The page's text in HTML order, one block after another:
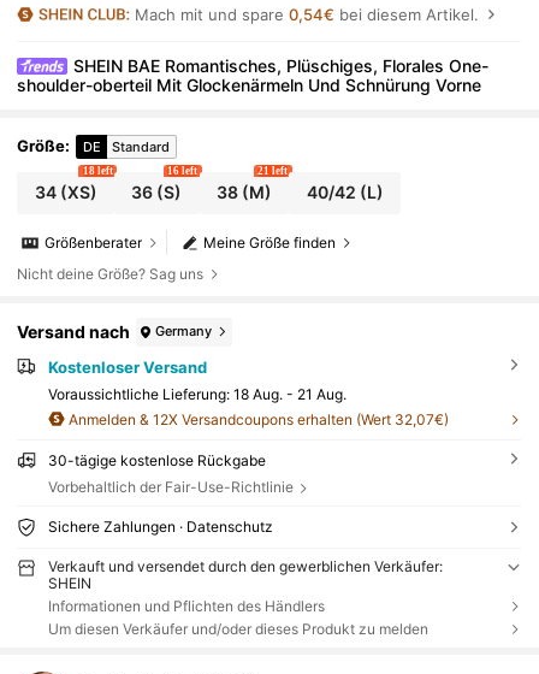
Mach mit und spare0,54€ bei diesem Artikel.
SHEIN BAE Romantisches, Plüschiges, Florales One-
shoulder-oberteil Mit Glockenärmeln Und Schnürung Vorne
Größe: DE Standard
34(XS)
18 left
36 (S)
16 left
38(M)
21 left
40/42 (L)
Meine Größe finden
Größenberater
Nicht deine Größe? Sag uns
Versand nach Germany
Kostenloser Versand
Voraussichtliche Lieferung: 18 Aug. - 21 Aug.
Anmelden & 12X Versandcoupons erhalten (Wert 32,07€)
30-tägige kostenlose Rückgabe
Vorbehaltlich der Fair-Use-Richtlinie
Sichere Zahlungen · Datenschutz
Verkauft und versendet durch den gewerblichen Verkäufer:
SHEIN
Informationen und Pflichten des Händlers
Um diesen Verkäufer und/oder dieses Produkt zu melden